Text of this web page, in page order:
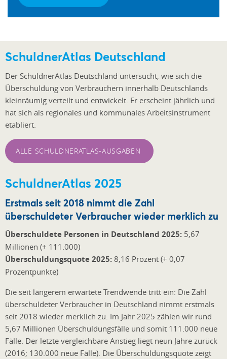
SchuldnerAtlas Deutschland
Der SchuldnerAtlas Deutschland untersucht, wie sich die
Überschuldung von Verbrauchern innerhalb Deutschlands
kleinräumig verteilt und entwickelt. Er erscheint jährlich und
hat sich als regionales und kommunales Arbeitsinstrument
etabliert.
ALLE SCHULDNERATLAS-AUSGABEN
SchuldnerAtlas 2025
Erstmals seit 2018 nimmt die Zahl
überschuldeter Verbraucher wieder merklich zu
Überschuldete Personen in Deutschland 2025: 5,67
Millionen (+ 111.000)
Überschuldungsquote 2025: 8,16 Prozent (+ 0,07
Prozentpunkte)
Die seit längerem erwartete Trendwende tritt ein: Die Zahl
überschuldeter Verbraucher in Deutschland nimmt erstmals
seit 2018 wieder merklich zu. Im Jahr 2025 zählen wir rund
5,67 Millionen Überschuldungsfälle und somit 111.000 neue
Fälle. Der letzte vergleichbare Anstieg liegt neun Jahre zurück
(2016; 130.000 neue Fälle). Die Überschuldungsquote zeigt